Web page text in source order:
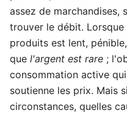
assez de marchandises,
trouver le débit.
produits est lent,
que l'argent est rare ;
consommation active
soutienne les prix. Mais
circonstances, quelles